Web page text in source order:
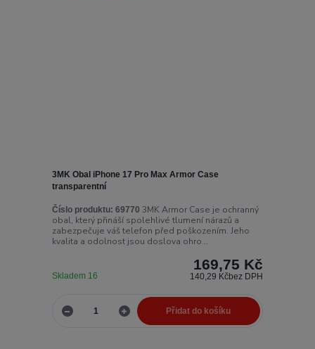
3MK Obal iPhone 17 Pro Max Armor Case
transparentní
Číslo produktu: 69770 3MK Armor Case je ochranný
obal, který přináší spolehlivé tlumení nárazů a
zabezpečuje váš telefon před poškozením. Jeho
kvalita a odolnost jsou doslova ohro...
169,75 Kč
140,29 Kčbez DPH
Skladem 16
Přidat do košíku